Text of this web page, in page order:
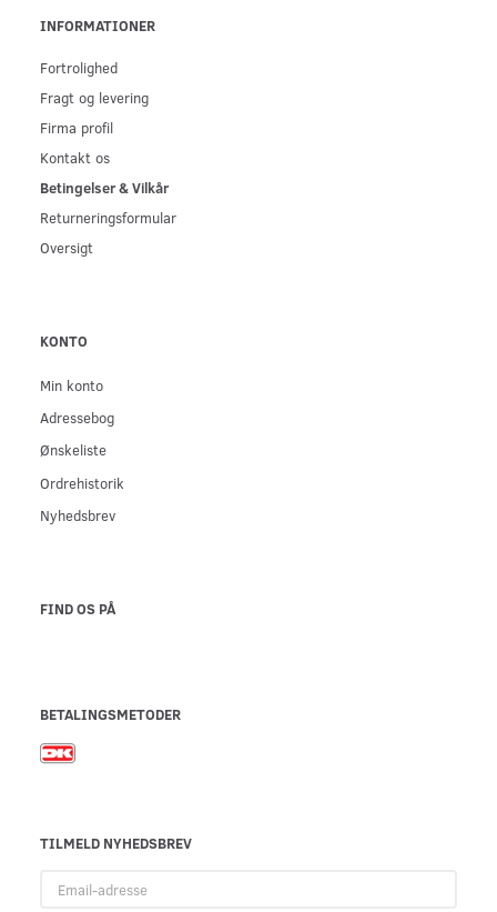
INFORMATIONER
Fortrolighed
Fragt og levering
Firma profil
Kontakt os
Betingelser & Vilkår
Returneringsformular
Oversigt
KONTO
Min konto
Adressebog
Ønskeliste
Ordrehistorik
Nyhedsbrev
FIND OS PÅ
BETALINGSMETODER
TILMELD NYHEDSBREV
adresse